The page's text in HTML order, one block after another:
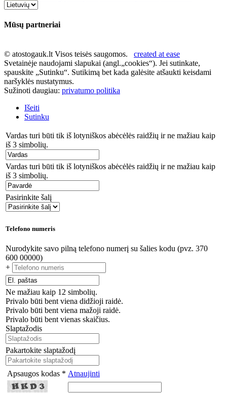
Mūsų partneriai
© atostogauk.lt Visos teisės saugomos. created at ease
Svetainėje naudojami slapukai (angl.„cookies“). Jei sutinkate,
spauskite „Sutinku“. Sutikimą bet kada galėsite atšaukti keisdami
naršyklės nustatymus.
Sužinoti daugiau: privatumo politika
Išeiti
Sutinku
Vardas turi būti tik iš lotyniškos abėcėlės raidžių ir ne mažiau kaip
iš 3 simbolių.
Vardas turi būti tik iš lotyniškos abėcėlės raidžių ir ne mažiau kaip
iš 3 simbolių.
Pasirinkite šalį
Telefono numeris
Nurodykite savo pilną telefono numerį su šalies kodu (pvz. 370
600 00000)
+
Ne mažiau kaip 12 simbolių.
Privalo būti bent viena didžioji raidė.
Privalo būti bent viena mažoji raidė.
Privalo būti bent vienas skaičius.
Slaptažodis
Pakartokite slaptažodį
Apsaugos kodas * Atnaujinti